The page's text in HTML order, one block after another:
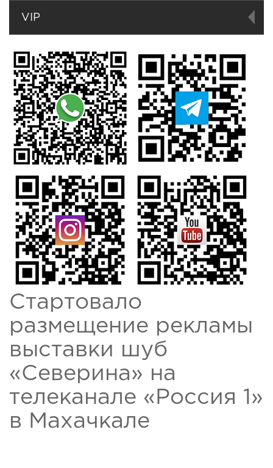
VIP
Стартовало
размещение рекламы
выставки шуб
«Северина» на
телеканале «Россия 1»
в Махачкале